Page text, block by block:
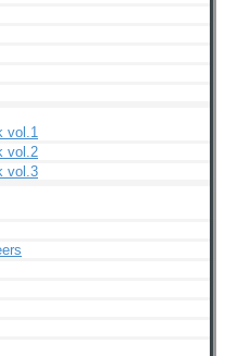
vol.1
vol.2
vol.3